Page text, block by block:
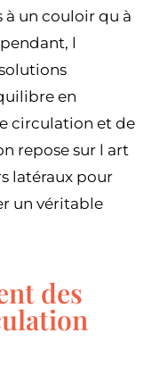
un couloir qu à
l
en
circulation et de
repose sur l art
latéraux pour
un véritable
des